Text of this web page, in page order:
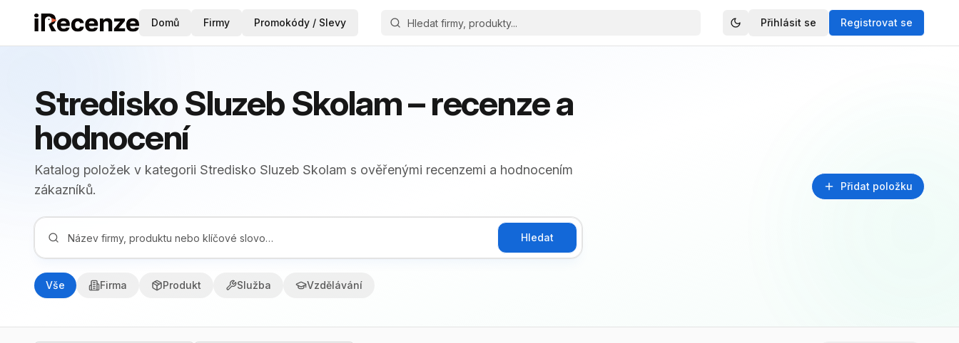
Domů Firmy Promokódy / Slevy Přihlásit se Registrovat se
Stredisko Sluzeb Skolam – recenze a
hodnocení
Katalog položek v kategorii Stredisko Sluzeb Skolam s ověřenými recenzemi a hodnocením
zákazníků.
Přidat položku
Hledat
Vše Firma Produkt Služba Vzdělávání